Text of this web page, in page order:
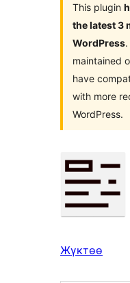
This plugin
the latest 3
WordPress
maintained
have
with more
WordPress.
Жүктөө